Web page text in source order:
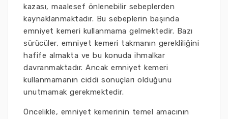
kazası, maalesef önlenebilir sebeplerden
kaynaklanmaktadır. Bu sebeplerin başında
emniyet kemeri kullanmama gelmektedir. Bazı
sürücüler, emniyet kemeri takmanın gerekliliğini
hafife almakta ve bu konuda ihmalkar
davranmaktadır. Ancak emniyet kemeri
kullanmamanın ciddi sonuçları olduğunu
unutmamak gerekmektedir.
Öncelikle, emniyet kemerinin temel amacının